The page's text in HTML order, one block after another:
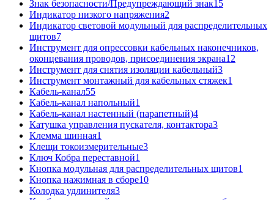
Знак безопасности/Предупреждающий знак15
Индикатор низкого напряжения2
Индикатор световой модульный для распределительных
щитов7
Инструмент для опрессовки кабельных наконечников,
оконцевания проводов, присоединения экрана12
Инструмент для снятия изоляции кабельный3
Инструмент монтажный для кабельных стяжек1
Кабель-канал55
Кабель-канал напольный1
Кабель-канал настенный (парапетный)4
Катушка управления пускателя, контактора3
Клемма шинная1
Клещи токоизмерительные3
Ключ Кобра переставной1
Кнопка модульная для распределительных щитов1
Кнопка нажимная в сборе10
Колодка удлинителя3